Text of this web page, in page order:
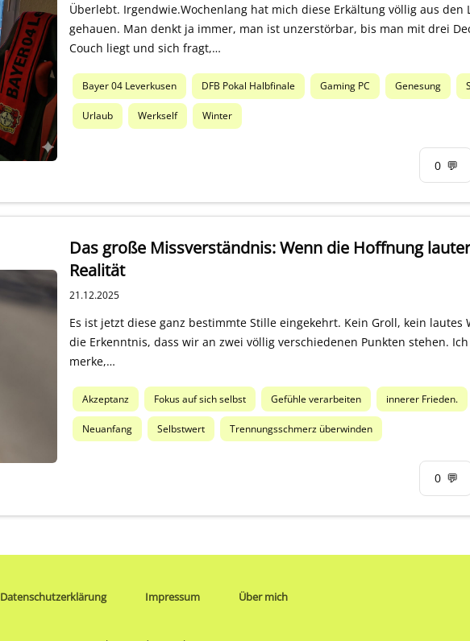
Überlebt. Irgendwie.Wochenlang hat mich diese Erkältung völlig aus den
gehauen. Man denkt ja immer, man ist unzerstörbar, bis man mit drei
Couch liegt und sich fragt,…
Bayer 04 Leverkusen DFB Pokal Halbfinale Gaming PC Genesung
Urlaub Werkself Winter
0 💬
Das große Missverständnis: Wenn die Hoffnung
Realität
21.12.2025
Es ist jetzt diese ganz bestimmte Stille eingekehrt. Kein Groll, kein lautes
die Erkenntnis, dass wir an zwei völlig verschiedenen Punkten stehen.
merke,…
Akzeptanz Fokus auf sich selbst Gefühle verarbeiten innerer Frieden.
Neuanfang Selbstwert Trennungsschmerz überwinden
0 💬
Datenschutzerklärung Impressum Über mich